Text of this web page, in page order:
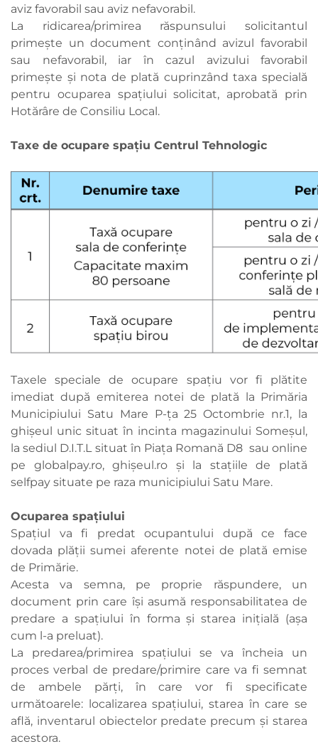
aviz favorabil sau aviz nefavorabil.
La ridicarea/primirea răspunsului solicitantul
primeşte un document conținând avizul favorabil
sau nefavorabil, iar în cazul avizului favorabil
primește și nota de plată cuprinzând taxa specială
pentru ocuparea spațiului solicitat, aprobată prin
Hotărâre de Consiliu Local.
Taxe de ocupare spațiu Centrul Tehnologic
Taxele speciale de ocupare spațiu vor fi plătite
imediat după emiterea notei de plată la Primăria
Municipiului Satu Mare P-ța 25 Octombrie nr.1, la
ghișeul unic situat în incinta magazinului Someșul,
la sediul D.I.T.L situat în Piața Romană D8 sau online
pe globalpay.ro, ghișeul.ro și la stațiile de plată
selfpay situate pe raza municipiului Satu Mare.
Ocuparea spațiului
Spațiul va fi predat ocupantului după ce face
dovada plății sumei aferente notei de plată emise
de Primărie.
Acesta va semna, pe proprie răspundere, un
document prin care își asumă responsabilitatea de
predare a spațiului în forma și starea inițială (așa
cum l-a preluat).
La predarea/primirea spațiului se va încheia un
proces verbal de predare/primire care va fi semnat
de ambele părți, în care vor fi specificate
următoarele: localizarea spațiului, starea în care se
află, inventarul obiectelor predate precum și starea
acestora.